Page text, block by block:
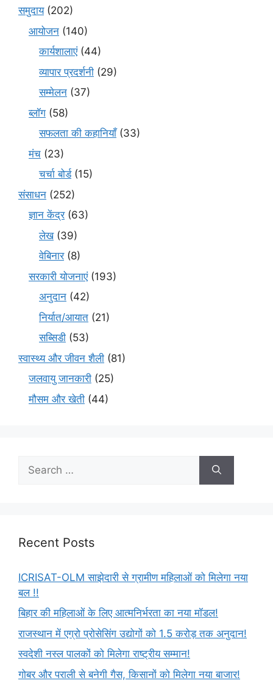
समुदाय(202)
आयोजन (140)
कार्यशालाएं(44)
व्यापार प्रदर्शनी (29)
सम्मेलन (37)
ब्लॉग (58)
सफलता की कहानियाँ(33)
मंच (23)
चर्चा बोर्ड(15)
संसाधन (252)
ज्ञान केंद्र(63)
लेख(39)
वेबिनार(8)
सरकारी योजनाएं(193)
अनुदान (42)
निर्यात/आयात (21)
सब्सिडी (53)
स्वास्थ्य और जीवन शैली (81)
जलवायु जानकारी (25)
मौसम और खेती (44)
Recent Posts
ICRISAT-OLM साझेदारी से ग्रामीण महिलाओं को मिलेगा नया
बल !!
बिहार की महिलाओं के लिए आत्मनिर्भरता का नया मॉडल!
राजस्थान में एग्रो प्रोसेसिंग उद्योगों को 1.5 करोड़ तक अनुदान!
स्वदेशी नस्ल पालकों को मिलेगा राष्ट्रीय सम्मान!
गोबर और पराली से बनेगी गैस, किसानों को मिलेगा नया बाजार!